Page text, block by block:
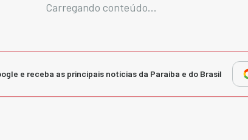
Carregando conteúdo...
e receba as principais notícias da Paraíba e do Brasil